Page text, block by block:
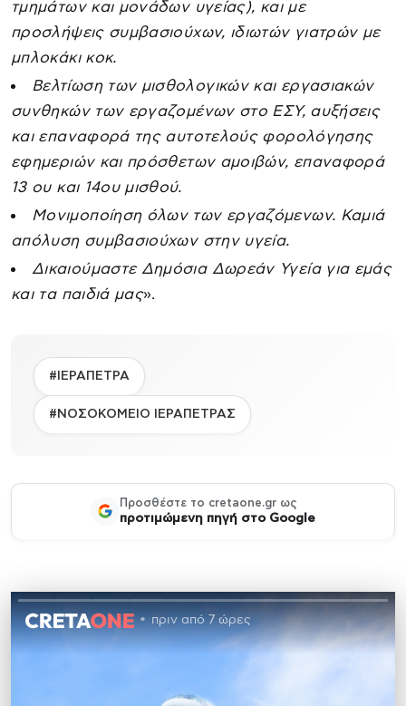
τμημάτων και μονάδων υγείας), και με
προσλήψεις συμβασιούχων, ιδιωτών γιατρών με
μπλοκάκι κοκ.
Βελτίωση των μισθολογικών και εργασιακών
συνθηκών των εργαζομένων στο ΕΣΥ, αυξήσεις
και επαναφορά της αυτοτελούς φορολόγησης
εφημεριών και πρόσθετων αμοιβών, επαναφορά
13 ου και 14ου μισθού.
Μονιμοποίηση όλων των εργαζόμενων. Καμιά
απόλυση συμβασιούχων στην υγεία.
Δικαιούμαστε Δημόσια Δωρεάν Υγεία για εμάς
και τα παιδιά μας».
#ΙΕΡΑΠΕΤΡΑ
#ΝΟΣΟΚΟΜΕΙΟ ΙΕΡΑΠΕΤΡΑΣ
Προσθέστε το cretaone.gr ως
προτιμώμενη πηγή στο Google
πριν από 7 ώρες